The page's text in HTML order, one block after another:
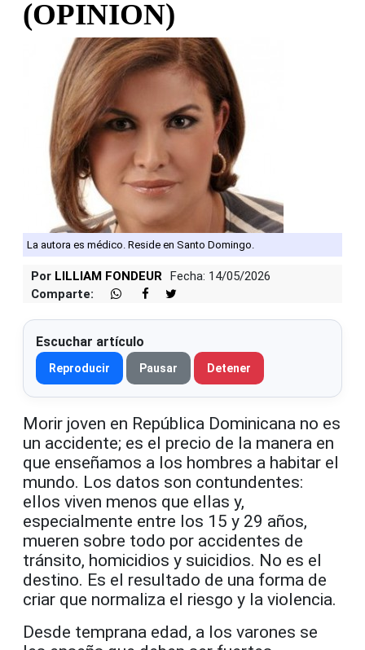
(OPINION)
La autora es médico. Reside en Santo Domingo.
Por LILLIAM FONDEUR
Fecha: 14/05/2026
Comparte:
Escuchar artículo
Reproducir Pausar Detener
Morir joven en República Dominicana no es
un accidente; es el precio de la manera en
que enseñamos a los hombres a habitar el
mundo. Los datos son contundentes:
ellos viven menos que ellas y,
especialmente entre los 15 y 29 años,
mueren sobre todo por accidentes de
tránsito, homicidios y suicidios. No es el
destino. Es el resultado de una forma de
criar que normaliza el riesgo y la violencia.
Desde temprana edad, a los varones se